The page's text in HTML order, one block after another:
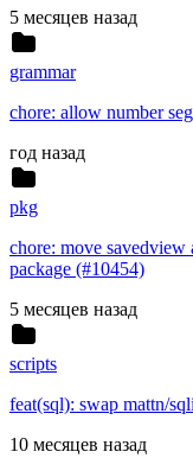
5 месяцев назад
grammar
chore: allow number
год назад
pkg
chore: move
package (#10454)
5 месяцев назад
scripts
feat(sql): swap mattn/
10 месяцев назад